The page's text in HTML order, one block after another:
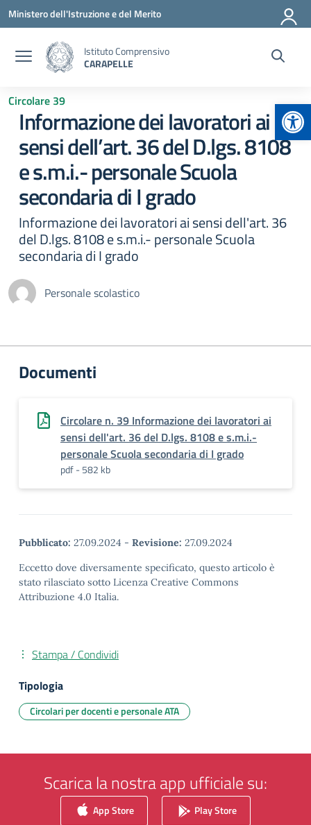
Vai ai contenuti
Vai al menu di navigazione
Vai al footer
Ministero dell'Istruzione e del Merito
Istituto Comprensivo
CARAPELLE
Circolare 39
Informazione dei lavoratori ai
sensi dell’art. 36 del D.lgs. 8108
e s.m.i.- personale Scuola
secondaria di I grado
Informazione dei lavoratori ai sensi dell'art. 36
del D.lgs. 8108 e s.m.i.- personale Scuola
secondaria di I grado
Personale scolastico
Documenti
Circolare n. 39 Informazione dei lavoratori ai
sensi dell'art. 36 del D.lgs. 8108 e s.m.i.-
personale Scuola secondaria di I grado
pdf - 582 kb
Pubblicato: 27.09.2024 - Revisione: 27.09.2024
Eccetto dove diversamente specificato, questo articolo è
stato rilasciato sotto Licenza Creative Commons
Attribuzione 4.0 Italia.
Stampa / Condividi
Tipologia
Circolari per docenti e personale ATA
Scarica la nostra app ufficiale su:
App Store Play Store